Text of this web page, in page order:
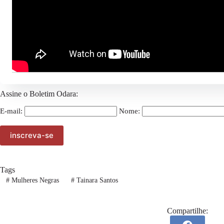
o “Ato Justiça por Tainara”, em Cachoeira – BA, visando pressionar
A mobilização contará com a presença de familiares, amigos,
rápida e justa do sistema judiciário, mas também dos órgãos
Assine o Boletim Odara:
E-mail: Nome:
Tags
#Mulheres Negras #Tainara Santos
Compartilhe: